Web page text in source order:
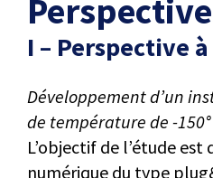
I – Perspective
Développement d’un
de température de -150°
L’objectif de l’étude
numérique du type